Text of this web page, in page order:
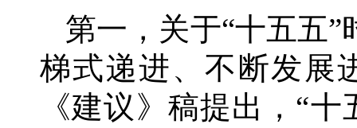
第一，关于“十五五”
梯式递进、不断发展
《建议》稿提出， “十